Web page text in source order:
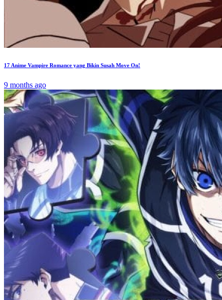
17 Anime Vampire Romance yang Bikin Susah Move On!
9 months ago